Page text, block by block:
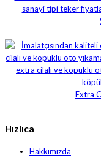
Extra
Hızlıca
Hakkımızda